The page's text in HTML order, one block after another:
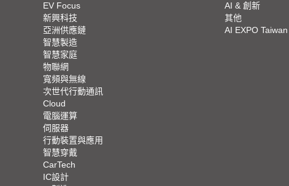
EV Focus
新興科技
亞洲供應鏈
智慧製造
智慧家庭
物聯網
寬頻與無線
次世代行動通訊
Cloud
電腦運算
伺服器
行動裝置與應用
智慧穿戴
CarTech
IC設計
AI & 創新
其他
AI EXPO Taiwan